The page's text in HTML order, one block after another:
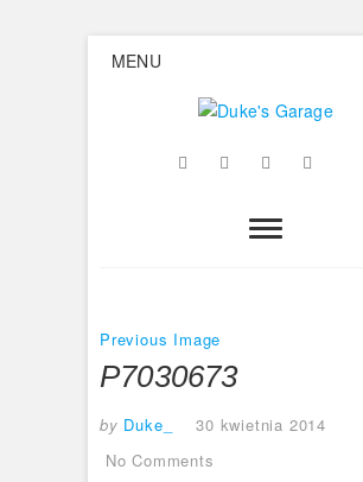
MENU
Duke's
FacebookTwitterGoogle
Instagram
Previous Image
P7030673
by Duke_
30 kwietnia 2014
No Comments